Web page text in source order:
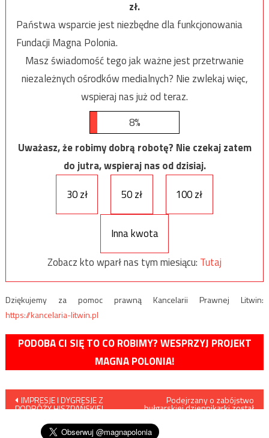
zł.
Państwa wsparcie jest niezbędne dla funkcjonowania
Fundacji Magna Polonia.
Masz świadomość tego jak ważne jest przetrwanie
niezależnych ośrodków medialnych? Nie zwlekaj więc,
wspieraj nas już od teraz.
8%
Uważasz, że robimy dobrą robotę? Nie czekaj zatem
do jutra, wspieraj nas od dzisiaj.
30 zł
50 zł 100 zł
Inna kwota
Zobacz kto wparł nas tym miesiącu: Tutaj
Dziękujemy za pomoc prawną Kancelarii Prawnej Litwin:
https://kancelaria-litwin.pl
PODOBA CI SIĘ TO CO ROBIMY? WESPRZYJ PROJEKT
MAGNA POLONIA!
Nawigacja
wpisu
IMPRESJE I DYGRESJE Z
PODRÓŻY HISZPAŃSKIEJ –
Podejrzany o zabójstwo
bułgarskiej dziennikarki został